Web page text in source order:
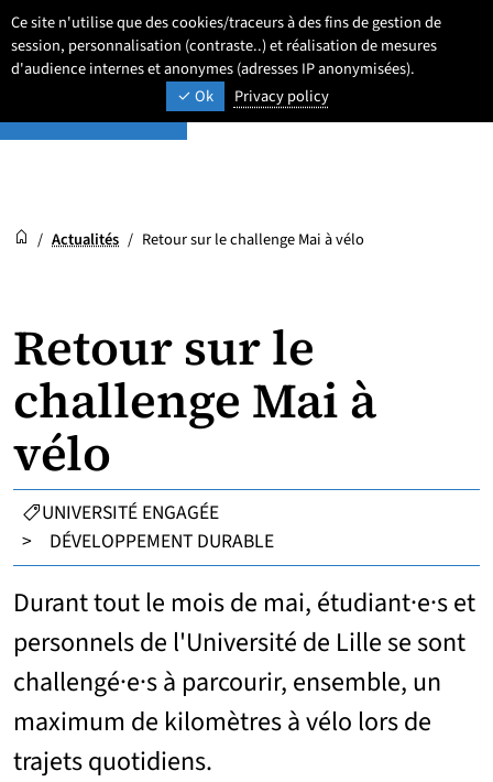
Ce site n'utilise que des cookies/traceurs à des fins de gestion de
session, personnalisation (contraste..) et réalisation de mesures
d'audience internes et anonymes (adresses IP anonymisées).
Ok
Privacy policy
Aller
au
contenu
Aller
au
menu
Aller
au
pied
page
Newsroom
ACTUALITÉS ET AGENDA Paramétrage
Newsroom
Accueil
/ Actualités / Retour sur le challenge Mai à vélo
Retour sur le
challenge Mai à
vélo
CATÉGORIES :
UNIVERSITÉ ENGAGÉE
>
DÉVELOPPEMENT DURABLE
Durant tout le mois de mai, étudiant·e·s et
personnels de l'Université de Lille se sont
challengé·e·s à parcourir, ensemble, un
maximum de kilomètres à vélo lors de
trajets quotidiens.